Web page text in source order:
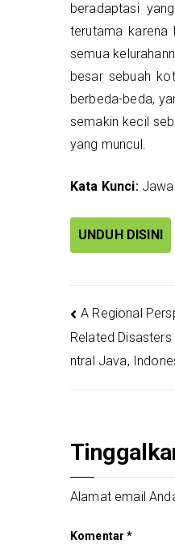
beradaptasi
terutama karena
semua
besar sebuah
berbeda-beda,
semakin kecil
yang muncul.
Kata Kunci:Jawa
UNDUH DISINI
pos
A Regional
Related
ntral Java,
Alamat email
Komentar*